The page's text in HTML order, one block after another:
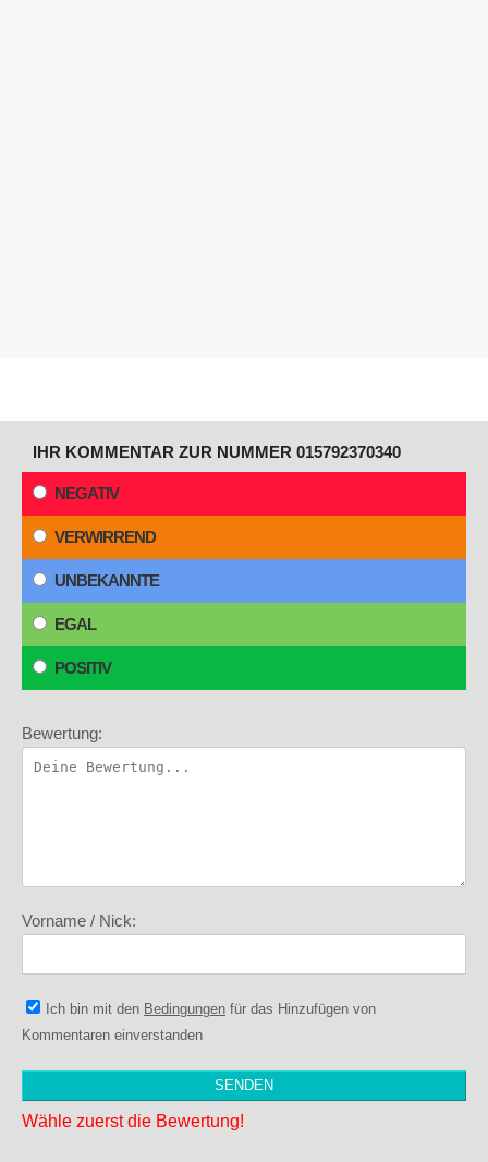
IHR KOMMENTAR ZUR NUMMER 015792370340
NEGATIV
VERWIRREND
UNBEKANNTE
EGAL
POSITIV
Bewertung:
Vorname / Nick:
Ich bin mit den Bedingungen für das Hinzufügen von
Kommentaren einverstanden
Wähle zuerst die Bewertung!